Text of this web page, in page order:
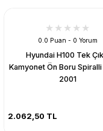
0.0 Puan - 0 Yorum
Hyundai H100 Tek
Kamyonet Ön Boru
2001
2.062,50 TL